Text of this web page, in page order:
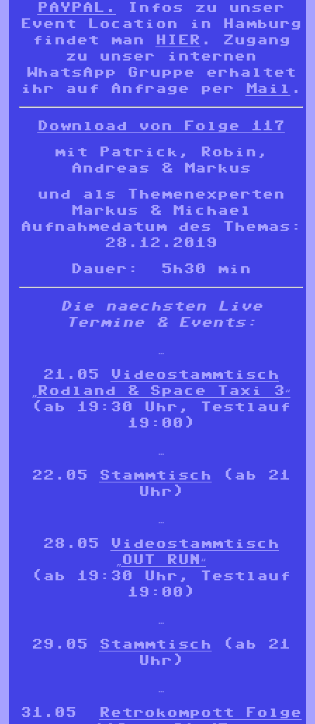
PAYPAL.
Infos zu unser
Event Location in Hamburg
findet man
HIER . Zugang
zu unser internen
WhatsApp Gruppe erhaltet
ihr auf Anfrage per
Mail .
Download von Folge 117
mit Patrick, Robin,
Andreas & Markus
und als Themenexperten
Markus & Michael
Aufnahmedatum des Themas:
28.12.2019
Dauer: 5h30 min
Die naechsten Live
Termine & Events:
21.05
Videostammtisch
„Rodland & Space Taxi 3“
(ab 19:30 Uhr, Testlauf
19:00)
22.05 Stammtisch
(ab 21
Uhr)
28.05
Videostammtisch
„OUT RUN“
(ab 19:30 Uhr, Testlauf
19:00)
29.05 Stammtisch
(ab 21
Uhr)
31.05
Retrokompott Folge